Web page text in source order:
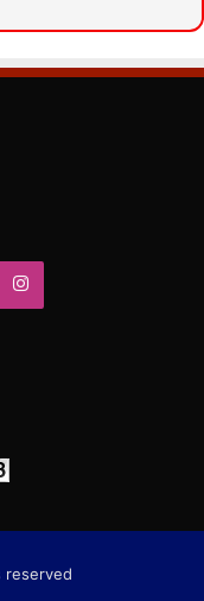
Instagram
reserved